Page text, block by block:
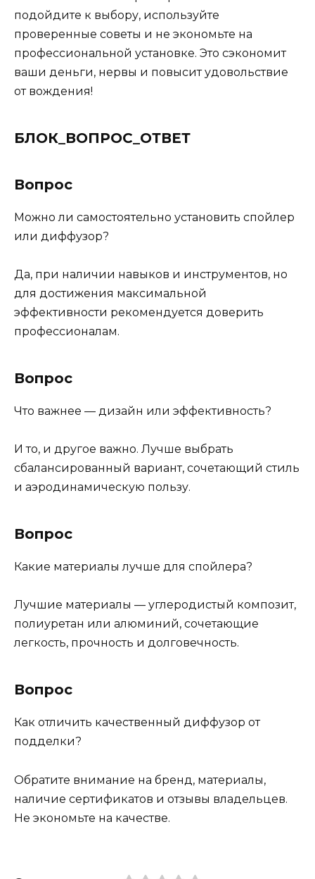
подойдите к выбору, используйте
проверенные советы и не экономьте на
профессиональной установке. Это сэкономит
ваши деньги, нервы и повысит удовольствие
от вождения!
БЛОК_ВОПРОС_ОТВЕТ
Вопрос
Можно ли самостоятельно установить спойлер
или диффузор?
Да, при наличии навыков и инструментов, но
для достижения максимальной
эффективности рекомендуется доверить
профессионалам.
Вопрос
Что важнее — дизайн или эффективность?
И то, и другое важно. Лучше выбрать
сбалансированный вариант, сочетающий стиль
и аэродинамическую пользу.
Вопрос
Какие материалы лучше для спойлера?
Лучшие материалы — углеродистый композит,
полиуретан или алюминий, сочетающие
легкость, прочность и долговечность.
Вопрос
Как отличить качественный диффузор от
подделки?
Обратите внимание на бренд, материалы,
наличие сертификатов и отзывы владельцев.
Не экономьте на качестве.